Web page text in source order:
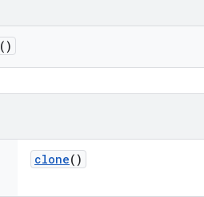
()
clone()